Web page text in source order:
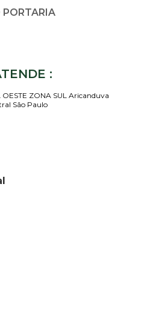
PORTARIA
:
ZONA SUL Aricanduva
São Paulo